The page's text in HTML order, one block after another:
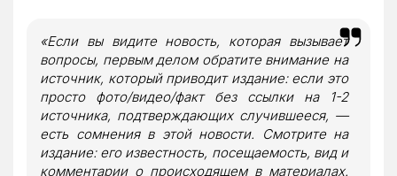
«Если вы видите новость, которая вызывает
вопросы, первым делом обратите внимание на
источник, который приводит издание: если это
просто фото/видео/факт без ссылки на 1-2
источника, подтверждающих случившееся, —
есть сомнения в этой новости. Смотрите на
издание: его известность, посещаемость, вид и
комментарии о происходящем в материалах.